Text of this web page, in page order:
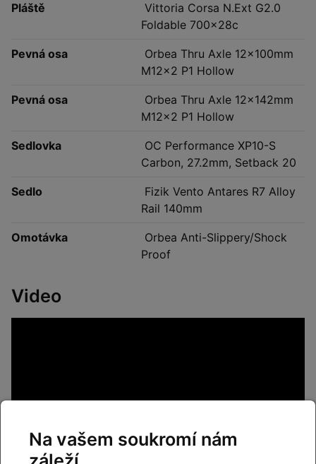
Pláště
Vittoria Corsa N.Ext G2.0
Foldable 700x28c
Pevná osa
Orbea Thru Axle 12x100mm
M12x2 P1 Hollow
Pevná osa
Orbea Thru Axle 12x142mm
M12x2 P1 Hollow
Sedlovka
OC Performance XP10-S
Carbon, 27.2mm, Setback 20
Sedlo
Fizik Vento Antares R7 Alloy
Rail 140mm
Omotávka
Orbea Anti-Slippery/Shock
Proof
Video
Na vašem soukromí nám